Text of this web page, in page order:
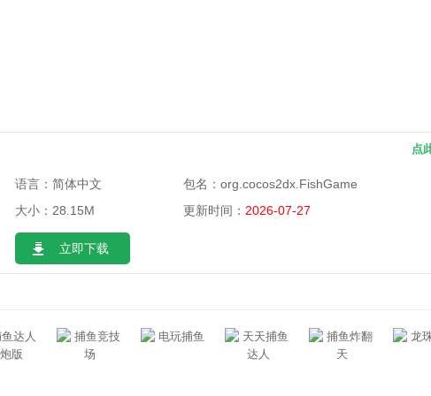
点
语言：简体中文
大小：28.15M
立即下载
包名： org.cocos2dx.FishGame
更新时间： 2026-07-27